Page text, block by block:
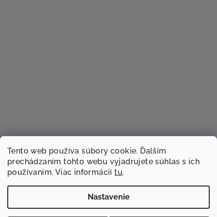
Tento web používa súbory cookie. Ďalším
prechádzaním tohto webu vyjadrujete súhlas s ich
používaním. Viac informáciítu.
Nastavenie
Sledovať na Instagrame